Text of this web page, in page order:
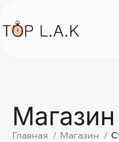
Магазин
Главная Магазин